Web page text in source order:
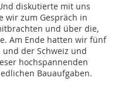
diskutierte mit uns
wir zum Gespräch in
und über die,
Am Ende hatten wir fünf
und der Schweiz und
hochspannenden
Bauaufgaben.